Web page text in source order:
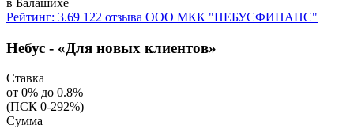
Рейтинг: 3.69 122 отзыва ООО МКК "НЕБУСФИНАНС"
Небус - «Для новых клиентов»
Ставка
от 0% до 0.8%
(ПСК 0-292%)
Сумма